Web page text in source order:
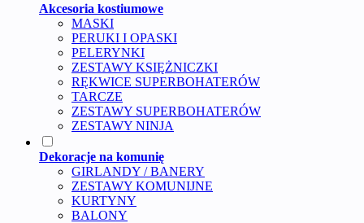
Akcesoria kostiumowe
MASKI
PERUKI I OPASKI
PELERYNKI
ZESTAWY KSIĘŻNICZKI
RĘKWICE SUPERBOHATERÓW
TARCZE
ZESTAWY SUPERBOHATERÓW
ZESTAWY NINJA
Dekoracje na komunię
GIRLANDY / BANERY
ZESTAWY KOMUNIJNE
KURTYNY
BALONY